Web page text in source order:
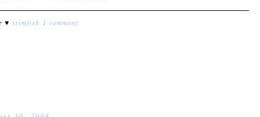
♥ stimfish 1 comment: